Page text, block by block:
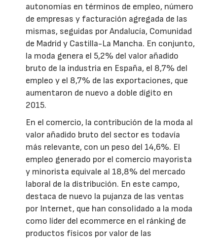
autonomías en términos de empleo, número
de empresas y facturación agregada de las
mismas, seguidas por Andalucía, Comunidad
de Madrid y Castilla-La Mancha. En conjunto,
la moda genera el 5,2% del valor añadido
bruto de la industria en España, el 8,7% del
empleo y el 8,7% de las exportaciones, que
aumentaron de nuevo a doble dígito en
2015.
En el comercio, la contribución de la moda al
valor añadido bruto del sector es todavía
más relevante, con un peso del 14,6%. El
empleo generado por el comercio mayorista
y minorista equivale al 18,8% del mercado
laboral de la distribución. En este campo,
destaca de nuevo la pujanza de las ventas
por Internet, que han consolidado a la moda
como líder del ecommerce en el ránking de
productos físicos por valor de las